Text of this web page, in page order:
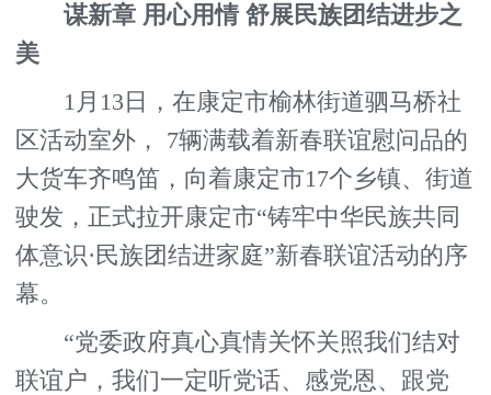
谋新章 用心用情 舒展民族团结进步之
美
1月13日，在康定市榆林街道驷马桥社
区活动室外， 7辆满载着新春联谊慰问品的
大货车齐鸣笛，向着康定市17个乡镇、街道
驶发，正式拉开康定市“铸牢中华民族共同
体意识·民族团结进家庭”新春联谊活动的序
幕。
“党委政府真心真情关怀关照我们结对
联谊户，我们一定听党话、感党恩、跟党